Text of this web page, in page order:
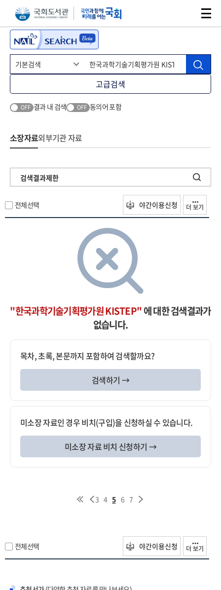
본문 바로가기주메뉴 바로가기
고급검색
OFF 결과 내 검색 OFF 동의어 포함
소장자료외부기관 자료
검색결과제한
전체선택 야간이용신청 더 보기
"한국과학기술기획평가원 KISTEP"에 대한 검색결과가
없습니다.
목차, 초록, 본문까지 포함하여 검색할까요?
검색하기 →
미소장 자료인 경우 비치(구입)을 신청하실 수 있습니다.
미소장 자료 비치 신청하기 →
3 4 5 6 7
전체선택 야간이용신청 더 보기